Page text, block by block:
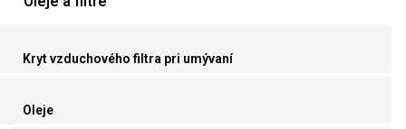
Kryt vzduchového filtra pri umývaní
Oleje